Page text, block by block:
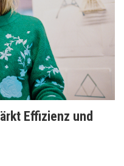
Effizienz und